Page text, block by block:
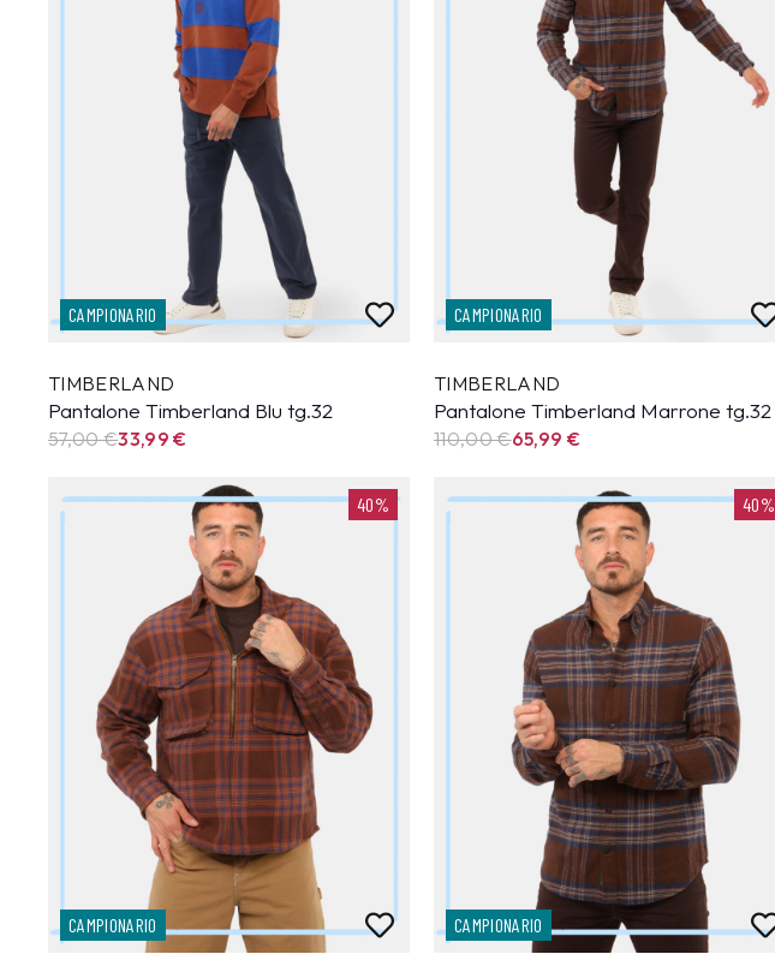
CAMPIONARIO
TIMBERLAND
Pantalone Timberland Blu tg.32
57,00 €33,99€
CAMPIONARIO
TIMBERLAND
Pantalone Timberland Marrone tg.32
110,00 €65,99 €
40%
CAMPIONARIO
40%
CAMPIONARIO